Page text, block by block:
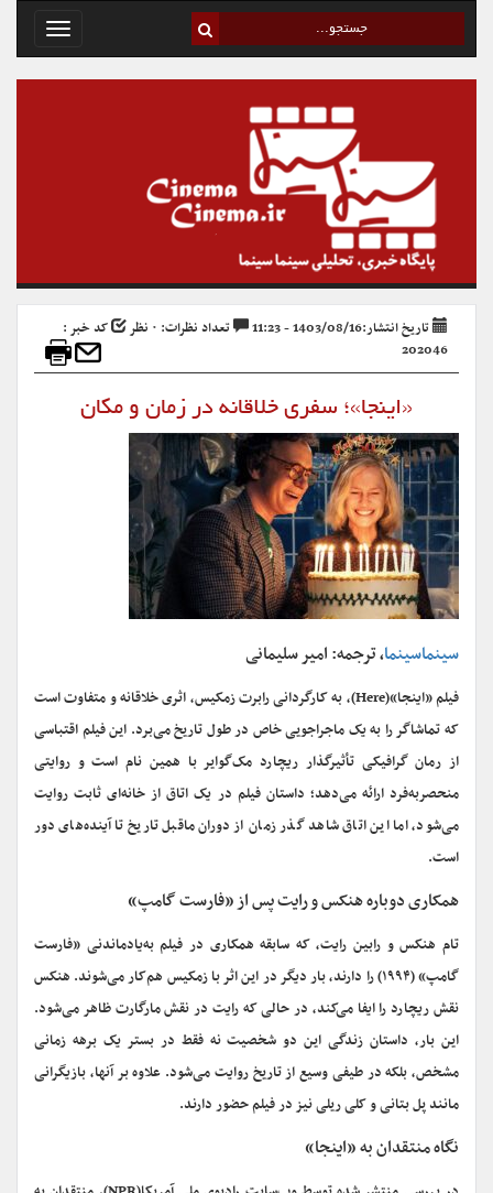
Toggle
تاریخ انتشار:1403/08/16 - 11:23 تعداد نظرات: ۰ نظر
کد خبر :
202046
«اینجا»؛ سفری خلاقانه در زمان و مکان
سینماسینما، ترجمه: امیر سلیمانی
فیلم «اینجا»(Here)، به کارگردانی رابرت زمکیس، اثری خلاقانه و متفاوت است
که تماشاگر را به یک ماجراجویی خاص در طول تاریخ می‌برد. این فیلم اقتباسی
از رمان گرافیکی تأثیرگذار ریچارد مک‌گوایر با همین نام است و روایتی
منحصر‌به‌فرد ارائه می‌دهد؛ داستان فیلم در یک اتاق از خانه‌ای ثابت روایت
می‌شود، اما این اتاق شاهد گذر زمان از دوران ماقبل تاریخ تا آینده‌های دور
است.
همکاری دوباره هنکس و رایت پس از «فارست گامپ»
تام هنکس و رابین رایت، که سابقه همکاری در فیلم به‌یادماندنی «فارست
گامپ» (۱۹۹۴) را دارند، بار دیگر در این اثر با زمکیس هم‌کار می‌شوند. هنکس
نقش ریچارد را ایفا می‌کند، در حالی که رایت در نقش مارگارت ظاهر می‌شود.
این بار، داستان زندگی این دو شخصیت نه فقط در بستر یک برهه زمانی
مشخص، بلکه در طیفی وسیع از تاریخ روایت می‌شود. علاوه بر آنها، بازیگرانی
مانند پل بتانی و کلی ریلی نیز در فیلم حضور دارند.
نگاه منتقدان به «اینجا»